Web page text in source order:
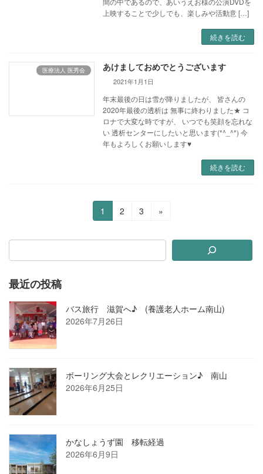
上映することで少しでも、楽しみや活動意 […]
続きを読む
医療法人 医秀会 あけましておめでとうございます
2021年1月1日
年末最後の日は雪が降りましたが、 皆さんの
2020年最後の透析は 無事に終わりました★ コ
ロナで大変な時ですが、 いつでも笑顔を忘れな
い 透析センターにしたいと思います(*^_^*) 今
年もよろしくお願いします♥
続きを読む
ー
ジ
送
り
固
定
ジ
1
固
ジ
2
固
ジ
3 »
最近の投稿
バス旅行 滋賀へ♪ (養護老人ホーム南山)
2026年7月26日
ボーリング大会とレクリエーション♪ 南山
2026年6月25日
かなしょうず園 移転経過
2026年6月9日